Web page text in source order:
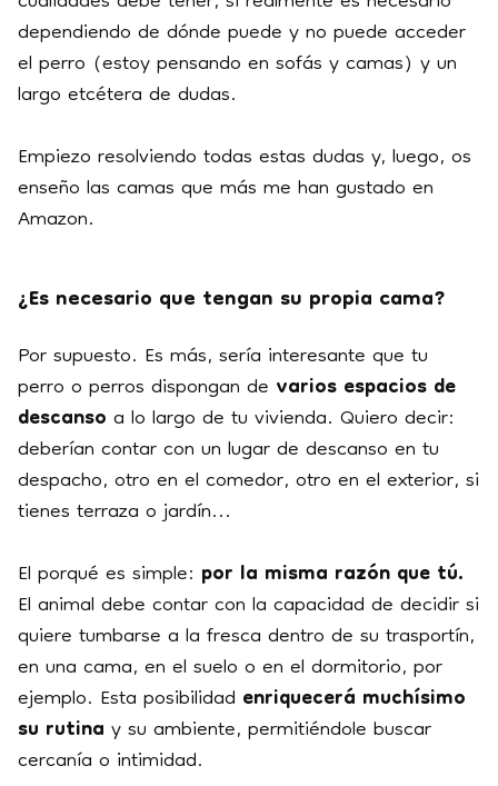
dependiendo de dónde puede y no puede acceder
el perro (estoy pensando en sofás y camas) y un
largo etcétera de dudas.
Empiezo resolviendo todas estas dudas y, luego, os
enseño las camas que más me han gustado en
Amazon.
¿Es necesario que tengan su propia cama?
Por supuesto. Es más, sería interesante que tu
perro o perros dispongan devarios espacios de
descansoa lo largo de tu vivienda. Quiero decir:
deberían contar con un lugar de descanso en tu
despacho, otro en el comedor, otro en el exterior, si
tienes terraza o jardín...
El porqué es simple: por la misma razón que tú.
El animal debe contar con la capacidad de decidir si
quiere tumbarse a la fresca dentro de su trasportín,
en una cama, en el suelo o en el dormitorio, por
ejemplo. Esta posibilidadenriquecerá muchísimo
su rutinay su ambiente, permitiéndole buscar
cercanía o intimidad.